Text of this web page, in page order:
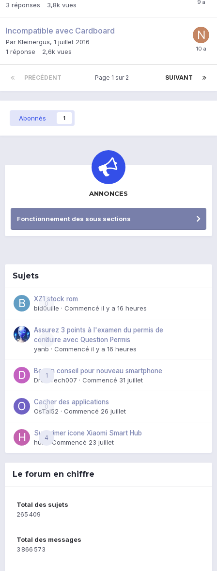
3 réponses 3,8k vues
Incompatible avec Cardboard
Par Kleinergus, 1 juillet 2016
1 réponse 2,6k vues
PRÉCÉDENT SUIVANT
Page 1 sur 2
Abonnés 1
ANNONCES
Fonctionnement des sous sections
Sujets
0
XZ1 stock rom
bid0uille · Commencé il y a 16 heures
0
Assurez 3 points à l'examen du permis de
conduire avec Question Permis
yanb · Commencé il y a 16 heures
1
Besoin conseil pour nouveau smartphone
DroidTech007 · Commencé 31 juillet
0
Cacher des applications
OsTal52 · Commencé 26 juillet
4
Supprimer icone Xiaomi Smart Hub
huik · Commencé 23 juillet
Le forum en chiffre
Total des sujets
265 409
Total des messages
3 866 573